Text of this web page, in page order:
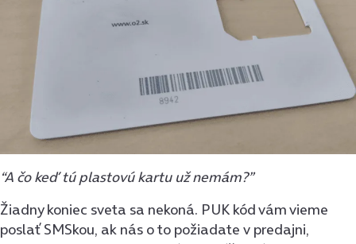
“A čo keď tú plastovú kartu už nemám?”
Žiadny koniec sveta sa nekoná. PUK kód vám vieme
poslať SMSkou, ak nás o to požiadate v predajni,